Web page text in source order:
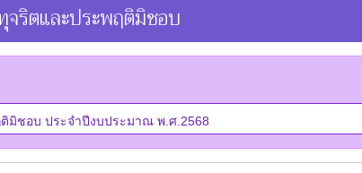
จริตและประพฤติมิชอบ